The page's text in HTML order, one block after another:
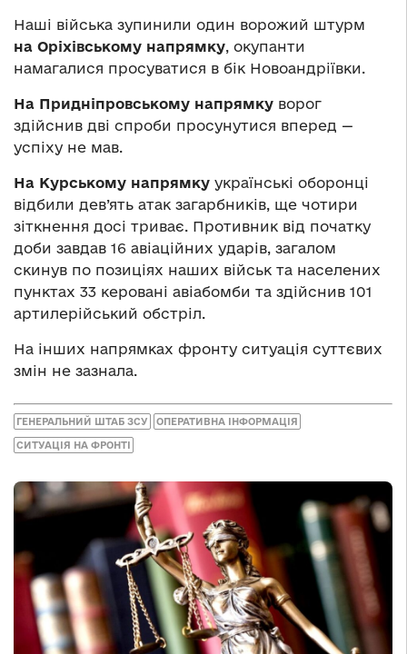
Наші війська зупинили один ворожий штурм
на Оріхівському напрямку, окупанти
намагалися просуватися в бік Новоандріївки.
На Придніпровському напрямку ворог
здійснив дві спроби просунутися вперед —
успіху не мав.
На Курському напрямку українські оборонці
відбили дев’ять атак загарбників, ще чотири
зіткнення досі триває. Противник від початку
доби завдав 16 авіаційних ударів, загалом
скинув по позиціях наших військ та населених
пунктах 33 керовані авіабомби та здійснив 101
артилерійський обстріл.
На інших напрямках фронту ситуація суттєвих
змін не зазнала.
ГЕНЕРАЛЬНИЙ ШТАБ ЗСУ ОПЕРАТИВНА ІНФОРМАЦІЯ
СИТУАЦІЯ НА ФРОНТІ